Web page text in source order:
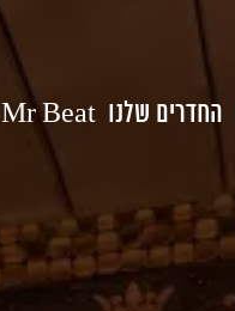
החדרים שלנו Mr Beat